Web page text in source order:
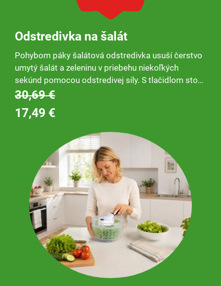
Odstredivka na šalát
Pohybom páky šalátová odstredivka usuší čerstvo
umytý šalát a zeleninu v priebehu niekoľkých
sekúnd pomocou odstredivej sily. S tlačidlom stop
a protišmykovou základňou. Misa je vhodná aj na
námahy. S tlačidlom stop.
30,69 €
17,49 €